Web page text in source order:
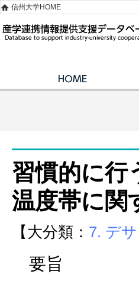
信州大学HOME
習慣的に行
温度帯に関
【大分類： 7. デ
要旨